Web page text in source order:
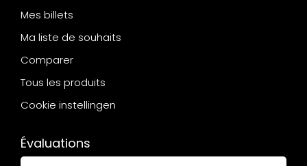
Mes billets
Ma liste de souhaits
Comparer
Tous les produits
Cookie instellingen
Évaluations